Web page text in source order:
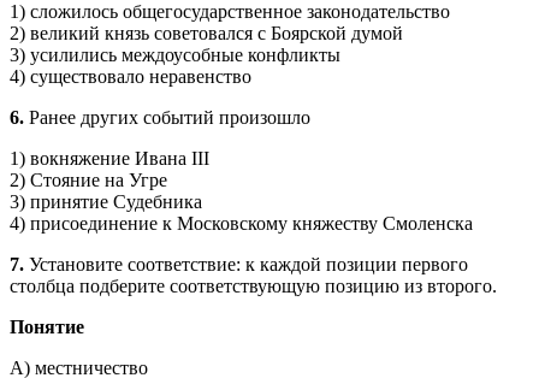
1) сложилось общегосударственное законодательство
2) великий князь советовался с Боярской думой
3) усилились междоусобные конфликты
4) существовало неравенство
6. Ранее других событий произошло
1) вокняжение Ивана III
2) Стояние на Угре
3) принятие Судебника
4) присоединение к Московскому княжеству Смоленска
7. Установите соответствие: к каждой позиции первого
столбца подберите соответствующую позицию из второго.
Понятие
А) местничество